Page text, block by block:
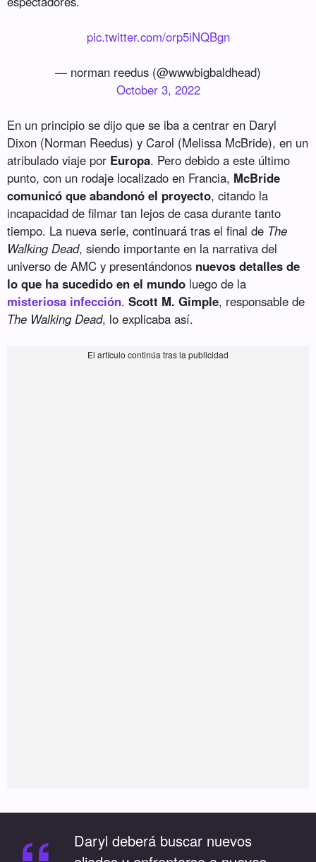
pic.twitter.com/orp5iNQBgn
— norman reedus (@wwwbigbaldhead)
October 3, 2022
En un principio se dijo que se iba a centrar en Daryl
Dixon (Norman Reedus) y Carol (Melissa McBride), en un
atribulado viaje por Europa. Pero debido a este último
punto, con un rodaje localizado en Francia, McBride
comunicó que abandonó el proyecto, citando la
incapacidad de filmar tan lejos de casa durante tanto
tiempo. La nueva serie, continuará tras el final de The
Walking Dead, siendo importante en la narrativa del
universo de AMC y presentándonos nuevos detalles de
lo que ha sucedido en el mundo luego de la
misteriosa infección. Scott M. Gimple, responsable de
The Walking Dead, lo explicaba así.
Daryl deberá buscar nuevos